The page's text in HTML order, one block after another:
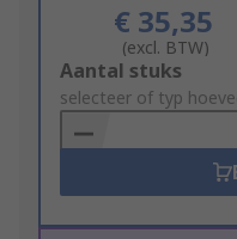
€ 35,35
(excl. BTW)
Add
to
Basket
Aantal stuks
selecteer of typ